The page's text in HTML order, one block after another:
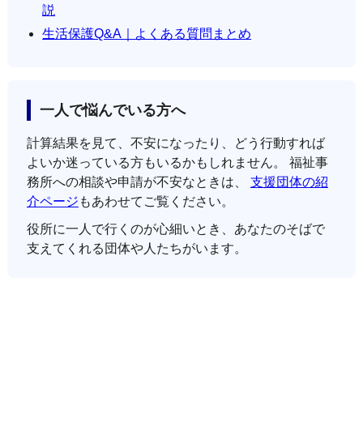
説
生活保護Q&A｜よくある質問まとめ
一人で悩んでいる方へ
計算結果を見て、不安になったり、どう行動すれば
よいか迷っている方もいるかもしれません。 福祉事
務所への相談や申請が不安なときは、 支援団体の紹
介ページ もあわせてご覧ください。
役所に一人で行くのが心細いとき、あなたのそばで
支えてくれる団体や人たちがいます。